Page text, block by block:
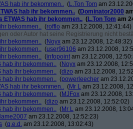
hab ihr bekommen.. (L.Ton Tom am
hab ihr bekommen.. (Dominator2000
ETWAS hab ihr bekommen.. (L.Ton Tom am
bekommen.. (rofflo am 23.12.2008, 12:41:44)
oder Autor hat seine Registrierung nicht
bekommen.. (Noyx am 23.12.2008, 12:48:32)
bekommen.. (user96106 am 23.12.2008,
bekommen.. (infopoint am 23.12.2008,
hab ihr bekommen.. (Noyx am 23.12.2008,
hab ihr bekommen.. (dizo am 23.12.2008,
hab ihr bekommen.. (powerleecher am
hab ihr bekommen.. (Mr L am 23.12.2008,
hab ihr bekommen.. (MJFox am 23.12.2008,
bekommen.. (dizo am 23.12.2008, 12:52:02)
hab ihr bekommen.. (Mr L am 23.12.2008,
am 23.12.2008, 12:52:23)
(q.e.d. am 23.12.2008, 13:02:43)